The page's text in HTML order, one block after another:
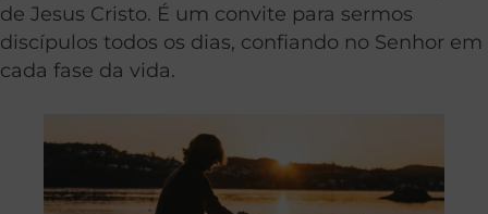
de Jesus Cristo. É um convite para sermos
discípulos todos os dias, confiando no Senhor em
cada fase da vida.